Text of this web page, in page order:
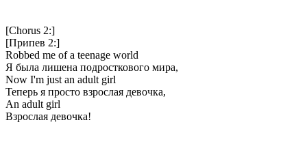
[Chorus 2:]
[Припев 2:]
Robbed me of a teenage world
Я была лишена подросткового мира,
Now I'm just an adult girl
Теперь я просто взрослая девочка,
An adult girl
Взрослая девочка!